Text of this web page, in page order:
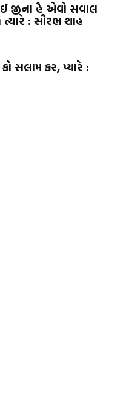
જીના હૈ એવો સવાલ
: સૌરભ શાહ
સલામ કર, પ્યારે :